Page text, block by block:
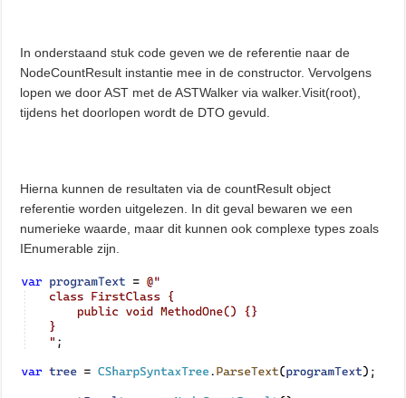
In onderstaand stuk code geven we de referentie naar de
NodeCountResult instantie mee in de constructor. Vervolgens
lopen we door AST met de ASTWalker via walker.Visit(root),
tijdens het doorlopen wordt de DTO gevuld.
Hierna kunnen de resultaten via de countResult object
referentie worden uitgelezen. In dit geval bewaren we een
numerieke waarde, maar dit kunnen ook complexe types zoals
IEnumerable zijn.